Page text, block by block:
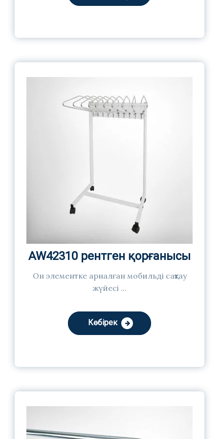
AW42310 рентген қорғанысы
Он элементке арналған мобильді сақтау
жүйесі ...
Көбірек